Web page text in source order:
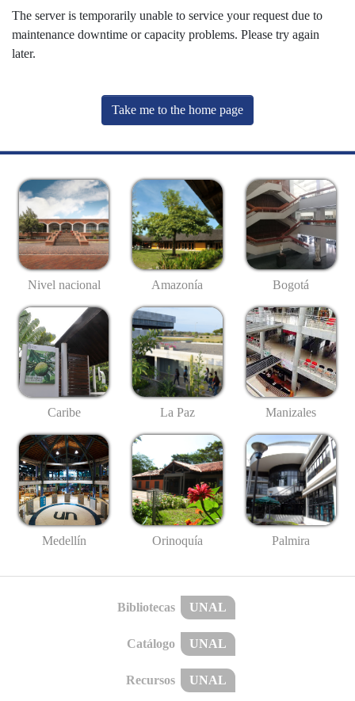
The server is temporarily unable to service your request due to
maintenance downtime or capacity problems. Please try again
later.
Take me to the home page
Nivel nacional Amazonía Bogotá
Caribe La Paz Manizales
Medellín Orinoquía Palmira
Bibliotecas UNAL
Catálogo UNAL
Recursos UNAL